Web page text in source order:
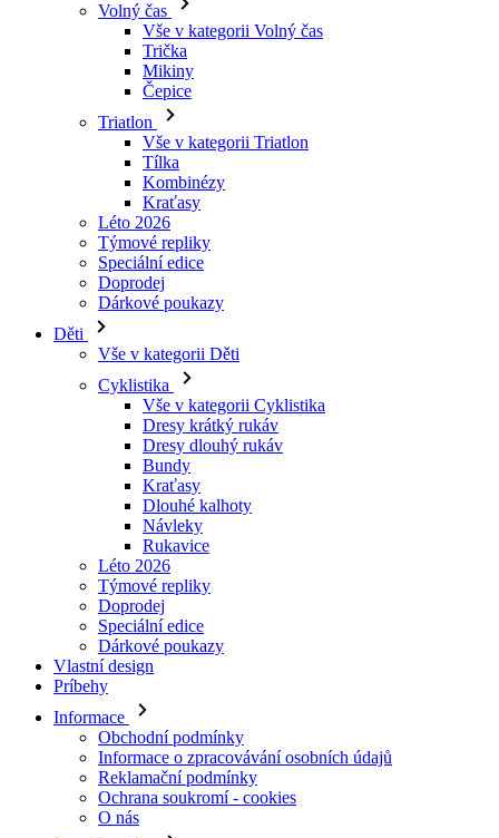
Volný čas
Vše v kategorii Volný čas
Trička
Mikiny
Čepice
Triatlon
Vše v kategorii Triatlon
Tílka
Kombinézy
Kraťasy
Léto 2026
Týmové repliky
Speciální edice
Doprodej
Dárkové poukazy
Děti
Vše v kategorii Děti
Cyklistika
Vše v kategorii Cyklistika
Dresy krátký rukáv
Dresy dlouhý rukáv
Bundy
Kraťasy
Dlouhé kalhoty
Návleky
Rukavice
Léto 2026
Týmové repliky
Doprodej
Speciální edice
Dárkové poukazy
Vlastní design
Príbehy
Informace
Obchodní podmínky
Informace o zpracovávání osobních údajů
Reklamační podmínky
Ochrana soukromí - cookies
O nás